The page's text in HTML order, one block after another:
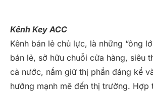
Kênh Key ACC
Kênh bán lẻ chủ lực, là những “ông
bán lẻ, sở hữu chuỗi cửa hàng, siêu
cả nước, nắm giữ thị phần đáng kể
hưởng mạnh mẽ đến thị trường. Hợp